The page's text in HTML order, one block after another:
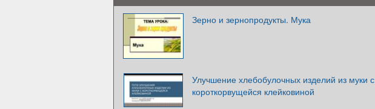
Зерно и зернопродукты. Мука
Улучшение хлебобулочных изделий из муки с
короткорвущейся клейковиной